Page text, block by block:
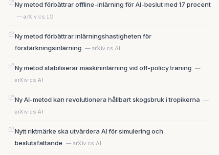
Ny metod förbättrar offline-inlärning för AI-beslut med 17 procent
— arXiv cs.LG
Ny metod förbättrar inlärningshastigheten för
förstärkningsinlärning — arXiv cs.AI
Ny metod stabiliserar maskininlärning vid off-policy träning —
arXiv cs.AI
Ny AI-metod kan revolutionera hållbart skogsbruk i tropikerna —
arXiv cs.AI
Nytt riktmärke ska utvärdera AI för simulering och
beslutsfattande — arXiv cs.AI